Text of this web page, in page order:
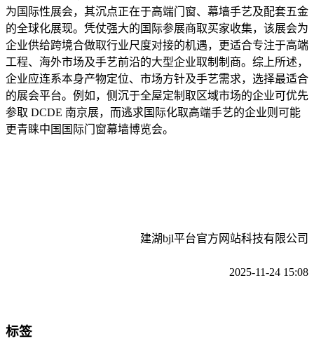
为国际性展会，其沉点正在于高端门窗、幕墙手艺及配套五金
的全球化展现。凭仗强大的国际参展商取买家收集，该展会为
企业供给跨境合做取行业尺度对接的机遇，更适合专注于高端
工程、海外市场及手艺前沿的大型企业取制制商。综上所述，
企业应连系本身产物定位、市场方针及手艺需求，选择最适合
的展会平台。例如，侧沉于全屋定制取区域市场的企业可优先
参取 DCDE 南京展，而逃求国际化取高端手艺的企业则可能
更青睐中国国际门窗幕墙博览会。
建湖bjl平台官方网站科技有限公司
2025-11-24 15:08
标签